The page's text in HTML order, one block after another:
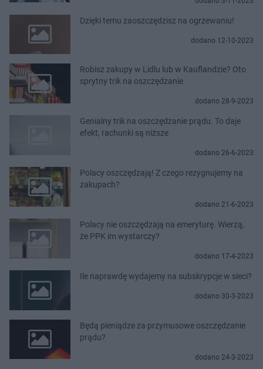
Dzięki temu zaoszczędzisz na ogrzewaniu!
dodano 12-10-2023
Robisz zakupy w Lidlu lub w Kauflandzie? Oto
sprytny trik na oszczędzanie
dodano 28-9-2023
Genialny trik na oszczędzanie prądu. To daje
efekt, rachunki są niższe
dodano 26-6-2023
Polacy oszczędzają! Z czego rezygnujemy na
zakupach?
dodano 21-6-2023
Polacy nie oszczędzają na emeryturę. Wierzą,
że PPK im wystarczy?
dodano 17-4-2023
Ile naprawdę wydajemy na subskrypcje w sieci?
dodano 30-3-2023
Będą pieniądze za przymusowe oszczędzanie
prądu?
dodano 24-3-2023